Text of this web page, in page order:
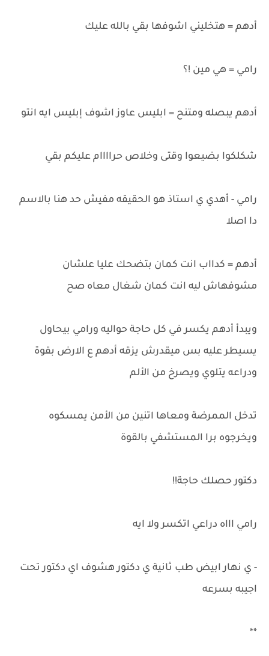
أدهم = هتخليني اشوفها بقي بالله عليك
رامي = هي مين !؟
أدهم يبصله ومتنح = ابليس عاوز اشوف إبليس ايه انتو
شكلكوا بضيعوا وقتى وخلاص حراااام عليكم بقي
رامي - أهدي ي استاذ هو الحقيقه مفيش حد هنا بالاسم
دا اصلا
أدهم = كدااب انت كمان بتضحك عليا علشان
مشوفهاش ليه انت كمان شغال معاه صح
ويبدأ أدهم يكسر في كل حاجة حواليه ورامي بيحاول
يسيطر عليه بس ميقدرش يزقه أدهم ع الارض بقوة
ودراعه يتلوي ويصرخ من الألم
تدخل الممرضة ومعاها اتنين من الأمن يمسكوه
ويخرجوه برا المستشفي بالقوة
دكتور حصلك حاجة!!
رامي اااه دراعي اتكسر ولا ايه
- ي نهار ابيض طب ثانية ي دكتور هشوف اي دكتور تحت
اجيبه بسرعه
**